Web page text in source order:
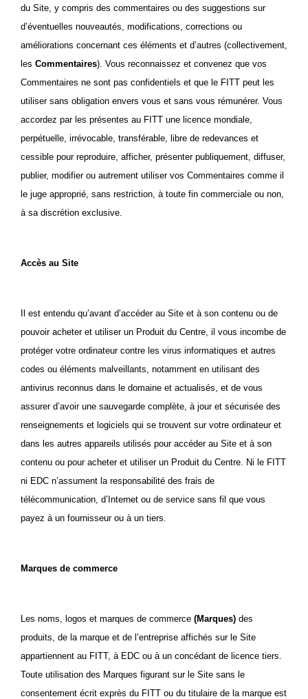
du Site, y compris des commentaires ou des suggestions sur
d’éventuelles nouveautés, modifications, corrections ou
améliorations concernant ces éléments et d’autres (collectivement,
les Commentaires). Vous reconnaissez et convenez que vos
Commentaires ne sont pas confidentiels et que le FITT peut les
utiliser sans obligation envers vous et sans vous rémunérer. Vous
accordez par les présentes au FITT une licence mondiale,
perpétuelle, irrévocable, transférable, libre de redevances et
cessible pour reproduire, afficher, présenter publiquement, diffuser,
publier, modifier ou autrement utiliser vos Commentaires comme il
le juge approprié, sans restriction, à toute fin commerciale ou non,
à sa discrétion exclusive.
Accès au Site
Il est entendu qu’avant d’accéder au Site et à son contenu ou de
pouvoir acheter et utiliser un Produit du Centre, il vous incombe de
protéger votre ordinateur contre les virus informatiques et autres
codes ou éléments malveillants, notamment en utilisant des
antivirus reconnus dans le domaine et actualisés, et de vous
assurer d’avoir une sauvegarde complète, à jour et sécurisée des
renseignements et logiciels qui se trouvent sur votre ordinateur et
dans les autres appareils utilisés pour accéder au Site et à son
contenu ou pour acheter et utiliser un Produit du Centre. Ni le FITT
ni EDC n’assument la responsabilité des frais de
télécommunication, d’Internet ou de service sans fil que vous
payez à un fournisseur ou à un tiers.
Marques de commerce
Les noms, logos et marques de commerce (Marques) des
produits, de la marque et de l’entreprise affichés sur le Site
appartiennent au FITT, à EDC ou à un concédant de licence tiers.
Toute utilisation des Marques figurant sur le Site sans le
consentement écrit exprès du FITT ou du titulaire de la marque est